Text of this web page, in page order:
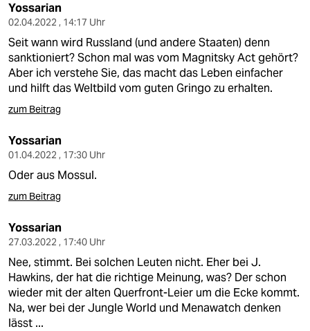
Yossarian
02.04.2022 , 14:17 Uhr
Seit wann wird Russland (und andere Staaten) denn
sanktioniert? Schon mal was vom Magnitsky Act gehört?
Aber ich verstehe Sie, das macht das Leben einfacher
und hilft das Weltbild vom guten Gringo zu erhalten.
zum Beitrag
Yossarian
01.04.2022 , 17:30 Uhr
Oder aus Mossul.
zum Beitrag
Yossarian
27.03.2022 , 17:40 Uhr
Nee, stimmt. Bei solchen Leuten nicht. Eher bei J.
Hawkins, der hat die richtige Meinung, was? Der schon
wieder mit der alten Querfront-Leier um die Ecke kommt.
Na, wer bei der Jungle World und Menawatch denken
lässt ...